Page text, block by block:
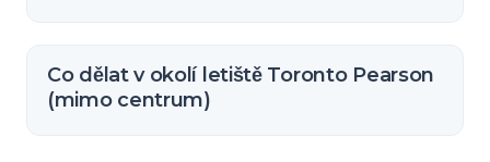
Co dělat v okolí letiště Toronto Pearson
(mimo centrum)